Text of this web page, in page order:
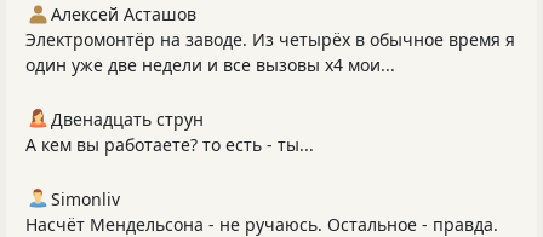
Алексей Асташов
Электромонтёр на заводе. Из четырёх в обычное время я
один уже две недели и все вызовы х4 мои...
Двенадцать струн
А кем вы работаете? то есть - ты...
Simonliv
Насчёт Мендельсона - не ручаюсь. Остальное - правда.